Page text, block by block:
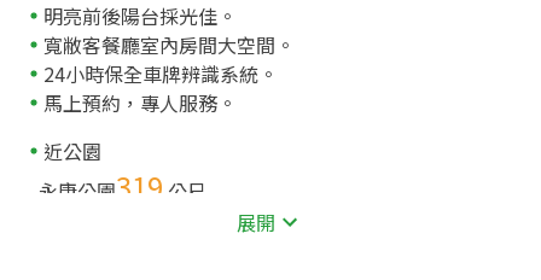
明亮前後陽台採光佳。
寬敝客餐廳室內房間大空間。
24小時保全車牌辨識系統。
馬上預約，專人服務。
近公園
永康公園319 公尺
展開